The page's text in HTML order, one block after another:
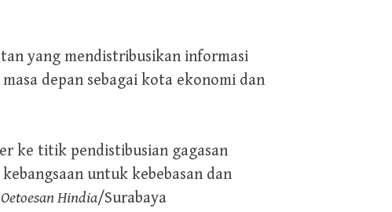
yang mendistribusikan informasi
depan sebagai kota ekonomi dan
ke titik pendistibusian gagasan
untuk kebebasan dan
Oetoesan Hindia/Surabaya